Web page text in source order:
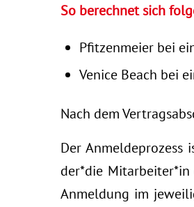
So berechnet sich
Pfitzenmeier bei
Venice Beach bei
Nach dem
Der Anmeldeprozess
der*die Mitarbeiter*in
Anmeldung im